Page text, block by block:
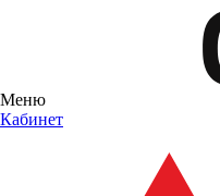
Меню
Кабинет